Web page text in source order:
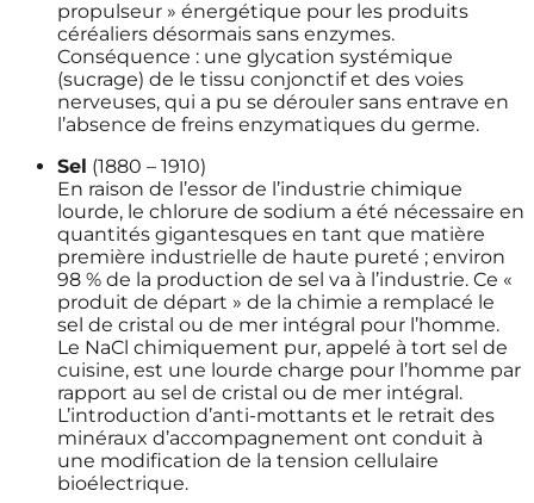
propulseur » énergétique pour les produits
céréaliers désormais sans enzymes.
Conséquence : une glycation systémique
(sucrage) de le tissu conjonctif et des voies
nerveuses, qui a pu se dérouler sans entrave en
l’absence de freins enzymatiques du germe.
Sel (1880 – 1910)
En raison de l’essor de l’industrie chimique
lourde, le chlorure de sodium a été nécessaire en
quantités gigantesques en tant que matière
première industrielle de haute pureté ; environ
98 % de la production de sel va à l’industrie. Ce «
produit de départ » de la chimie a remplacé le
sel de cristal ou de mer intégral pour l’homme.
Le NaCl chimiquement pur, appelé à tort sel de
cuisine, est une lourde charge pour l’homme par
rapport au sel de cristal ou de mer intégral.
L’introduction d’anti-mottants et le retrait des
minéraux d’accompagnement ont conduit à
une modification de la tension cellulaire
bioélectrique.